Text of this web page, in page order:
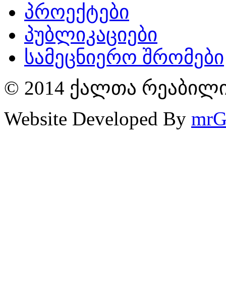
პროექტები
პუბლიკაციები
სამეცნიერო შრომები
© 2014 ქალთა
Website Developed By